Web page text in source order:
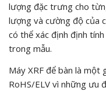
lượng đặc trưng cho
lượng và cường độ của
có thể xác định định
trong mẫu.
Máy XRF để bàn là một
RoHS/ELV vì những ưu